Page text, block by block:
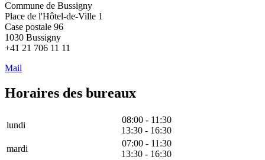
Commune de Bussigny
Place de l'Hôtel-de-Ville 1
Case postale 96
1030 Bussigny
+41 21 706 11 11
Mail
Horaires des bureaux
lundi
08:00 - 11:30
13:30 - 16:30
mardi
07:00 - 11:30
13:30 - 16:30